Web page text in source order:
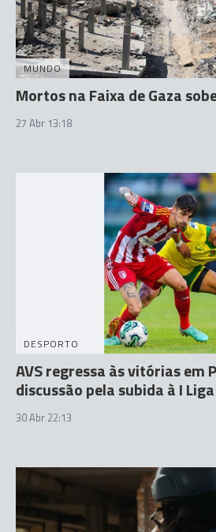
MUNDO
Mortos na Faixa de Gaza
27 Abr 13:18
DESPORTO
AVS regressa às vitórias em
discussão pela subida à I Liga
30 Abr 22:13